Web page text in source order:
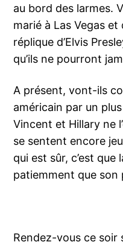
au bord des larmes.
marié à Las Vegas
réplique d’Elvis
qu’ils ne pourront
A présent, vont-ils
américain par un
Vincent et Hillary ne
se sentent encore
qui est sûr, c’est
patiemment que son
Rendez-vous ce soir